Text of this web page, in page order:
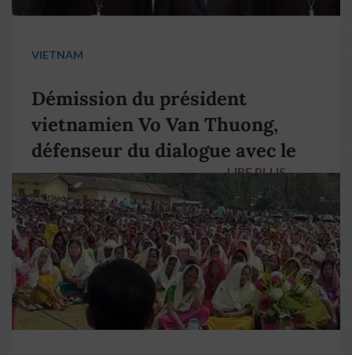
VIETNAM
Démission du président
vietnamien Vo Van Thuong,
défenseur du dialogue avec le
pape François
LIRE PLUS →